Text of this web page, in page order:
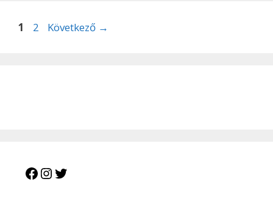
Oldal
1 Oldal
2 Következő →
Facebook
Instagram